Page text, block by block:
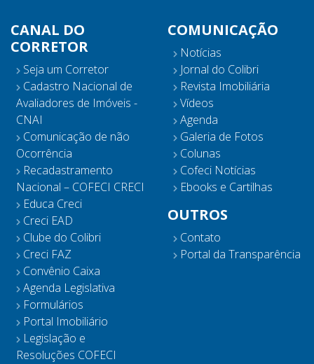
CANAL DO
CORRETOR
Seja um Corretor
Cadastro Nacional de
Avaliadores de Imóveis -
CNAI
Comunicação de não
Ocorrência
Recadastramento
Nacional – COFECI CRECI
Educa Creci
Creci EAD
Clube do Colibri
Creci FAZ
Convênio Caixa
Agenda Legislativa
Formulários
Portal Imobiliário
Legislação e
Resoluções COFECI
COMUNICAÇÃO
Notícias
Jornal do Colibri
Revista Imobiliária
Vídeos
Agenda
Galeria de Fotos
Colunas
Cofeci Notícias
Ebooks e Cartilhas
OUTROS
Contato
Portal da Transparência